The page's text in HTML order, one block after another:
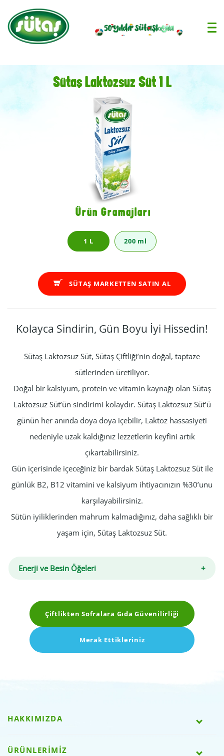
Sütaş Laktozsuz Süt 1 L
Ürün Gramajları
1 L 200 ml
SÜTAŞ MARKETTEN SATIN AL
Kolayca Sindirin, Gün Boyu İyi Hissedin!
Sütaş Laktozsuz Süt, Sütaş Çiftliği’nin doğal, taptaze
sütlerinden üretiliyor.
Doğal bir kalsiyum, protein ve vitamin kaynağı olan Sütaş
Laktozsuz Süt’ün sindirimi kolaydır. Sütaş Laktozsuz Süt’ü
günün her anında doya doya içebilir, Laktoz hassasiyeti
nedeniyle uzak kaldığınız lezzetlerin keyfini artık
çıkartabilirsiniz.
Gün içerisinde içeceğiniz bir bardak Sütaş Laktozsuz Süt ile
günlük B2, B12 vitamini ve kalsiyum ihtiyacınızın %30’unu
karşılayabilirsiniz.
Sütün iyiliklerinden mahrum kalmadığınız, daha sağlıklı bir
yaşam için, Sütaş Laktozsuz Süt.
Enerji ve Besin Öğeleri
Çiftlikten Sofralara Gıda Güvenilirliği
Merak Ettikleriniz
HAKKIMIZDA
ÜRÜNLERİMİZ